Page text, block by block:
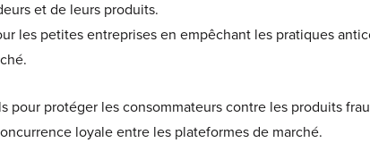
et de leurs produits.
les petites entreprises en empêchant les pratiques
pour protéger les consommateurs contre les produits
loyale entre les plateformes de marché.